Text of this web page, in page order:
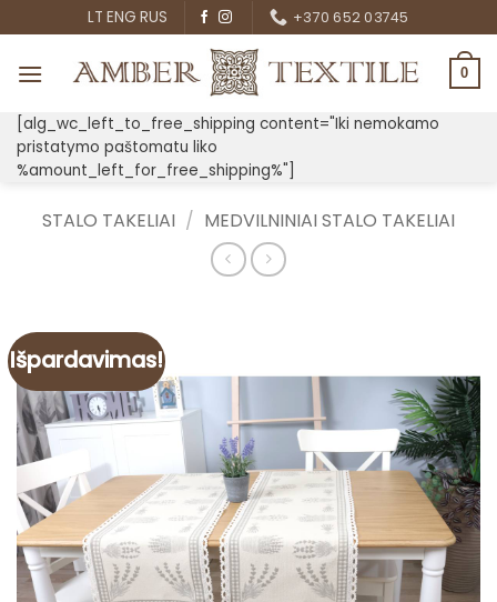
to
content
LT ENG RUS +370 652 03745
0
[alg_wc_left_to_free_shipping content="Iki nemokamo
pristatymo paštomatu liko
%amount_left_for_free_shipping%"]
STALO TAKELIAI / MEDVILNINIAI STALO TAKELIAI
Išpardavimas!